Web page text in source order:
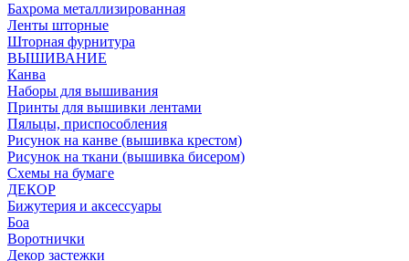
Бахрома металлизированная
Ленты шторные
Шторная фурнитура
ВЫШИВАНИЕ
Канва
Наборы для вышивания
Принты для вышивки лентами
Пяльцы, приспособления
Рисунок на канве (вышивка крестом)
Рисунок на ткани (вышивка бисером)
Схемы на бумаге
ДЕКОР
Бижутерия и аксессуары
Боа
Воротнички
Декор застежки